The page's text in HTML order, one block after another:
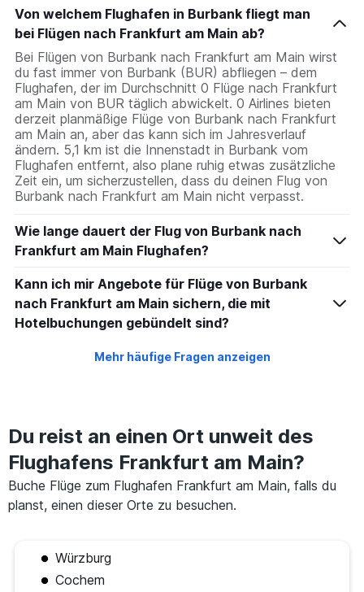
Von welchem Flughafen in Burbank fliegt man
bei Flügen nach Frankfurt am Main ab?
Bei Flügen von Burbank nach Frankfurt am Main wirst
du fast immer von Burbank (BUR) abfliegen – dem
Flughafen, der im Durchschnitt 0 Flüge nach Frankfurt
am Main von BUR täglich abwickelt. 0 Airlines bieten
derzeit planmäßige Flüge von Burbank nach Frankfurt
am Main an, aber das kann sich im Jahresverlauf
ändern. 5,1 km ist die Innenstadt in Burbank vom
Flughafen entfernt, also plane ruhig etwas zusätzliche
Zeit ein, um sicherzustellen, dass du deinen Flug von
Burbank nach Frankfurt am Main nicht verpasst.
Wie lange dauert der Flug von Burbank nach
Frankfurt am Main Flughafen?
Kann ich mir Angebote für Flüge von Burbank
nach Frankfurt am Main sichern, die mit
Hotelbuchungen gebündelt sind?
Mehr häufige Fragen anzeigen
Du reist an einen Ort unweit des
Flughafens Frankfurt am Main?
Buche Flüge zum Flughafen Frankfurt am Main, falls du
planst, einen dieser Orte zu besuchen.
Würzburg
Cochem